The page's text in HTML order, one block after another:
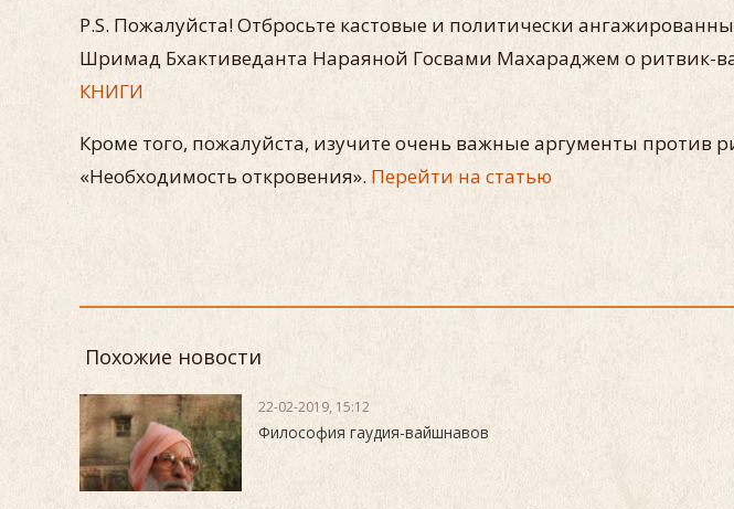
P.S. Пожалуйста! Отбросьте кастовые и политически
Шримад Бхактиведанта Нараяной Госвами Махараджем о ритвик-
КНИГИ
Кроме того, пожалуйста, изучите очень важные аргументы
«Необходимость откровения». Перейти на статью
Похожие новости
22-02-2019, 15:12
Философия гаудия-вайшнавов